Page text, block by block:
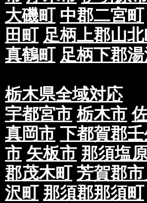
大磯町 中郡二宮町
田町 足柄上郡山
真鶴町 足柄下郡
栃木県全域対応
宇都宮市 栃木市
真岡市 下都賀郡
市 矢板市 那須塩
郡茂木町 芳賀郡
沢町 那須郡那須町